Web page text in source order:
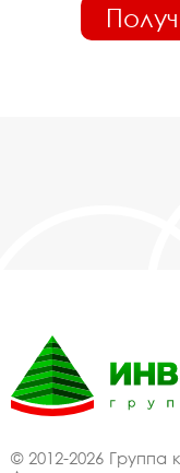
© 2012-2026